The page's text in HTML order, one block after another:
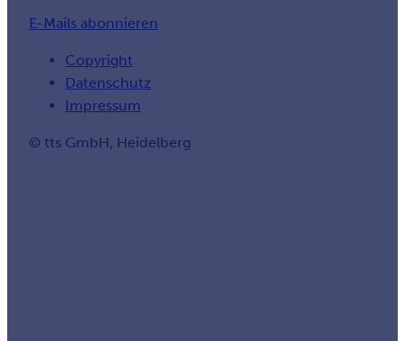
E-Mails abonnieren
Copyright
Datenschutz
Impressum
© tts GmbH, Heidelberg